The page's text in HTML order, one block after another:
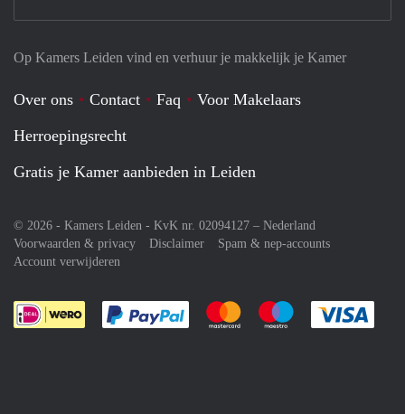
Op Kamers Leiden vind en verhuur je makkelijk je Kamer
Over ons Contact Faq
Voor Makelaars
Herroepingsrecht
Gratis je Kamer aanbieden in Leiden
© 2026 - Kamers Leiden - KvK nr. 02094127 – Nederland
Voorwaarden & privacy
Disclaimer
Spam & nep-accounts
Account verwijderen
Je rekent gemakkelijk af met Paypal
Je rekent gemakkelijk af met
Je rekent